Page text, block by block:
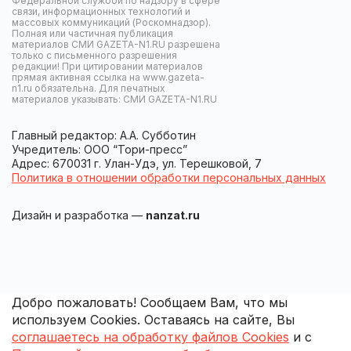
связи, информационных технологий и
массовых коммуникаций (Роскомнадзор).
Полная или частичная публикация
материалов СМИ GAZETA-N1.RU разрешена
только с письменного разрешения
редакции! При цитировании материалов
прямая активная ссылка на www.gazeta-
n1.ru обязательна. Для печатных
материалов указывать: СМИ GAZETA-N1.RU
Главный редактор: А.А. Субботин
Учредитель: ООО “Тори-пресс”
Адрес: 670031 г. Улан-Удэ, ул. Терешковой, 7
Политика в отношении обработки персональных данных
Дизайн и разработка — nanzat.ru
Добро пожаловать! Сообщаем Вам, что мы
используем Cookies. Оставаясь на сайте, Вы
соглашаетесь на обработку файлов Cookies и с